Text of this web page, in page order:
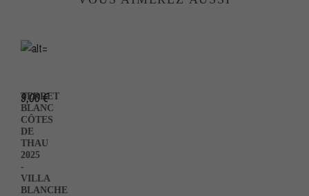
TERRET
BLANC
CÔTES
DE
THAU
2025
-
VILLA
BLANCHE
9,00 €